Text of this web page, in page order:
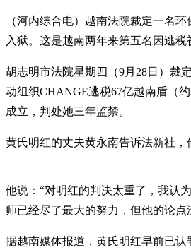
（河内综合电）越南法院裁定一名
入狱。这是越南两年来第五名因逃税
胡志明市法院星期四（9月28日）裁
动组织CHANGE逃税67亿越南盾（
成立，判处她三年监禁。
黄氏明红的丈夫黄永南告诉法新社，
他说：“对明红的判决太重了，我认
师已经尽了最大的努力，但他的论点
据越南媒体报道，黄氏明红早前已